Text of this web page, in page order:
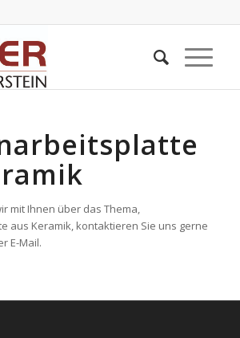
mit Ihnen über das Thema,
aus Keramik, kontaktieren Sie uns gerne
E-Mail.